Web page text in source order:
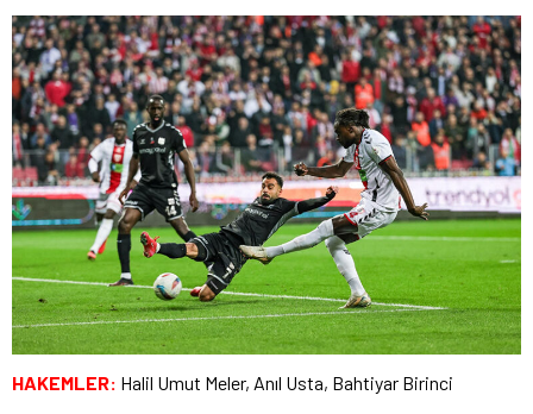
HAKEMLER: Halil Umut Meler, Anıl Usta, Bahtiyar Birinci